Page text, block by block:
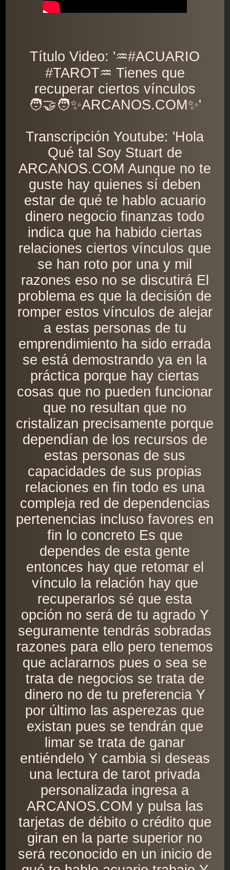
Título Video: '♒️#ACUARIO
#TAROT♒️ Tienes que
recuperar ciertos vínculos
🧑‍🤝‍🧑✨ARCANOS.COM✨'
Transcripción Youtube: 'Hola
Qué tal Soy Stuart de
ARCANOS.COM Aunque no te
guste hay quienes sí deben
estar de qué te hablo acuario
dinero negocio finanzas todo
indica que ha habido ciertas
relaciones ciertos vínculos que
se han roto por una y mil
razones eso no se discutirá El
problema es que la decisión de
romper estos vínculos de alejar
a estas personas de tu
emprendimiento ha sido errada
se está demostrando ya en la
práctica porque hay ciertas
cosas que no pueden funcionar
que no resultan que no
cristalizan precisamente porque
dependían de los recursos de
estas personas de sus
capacidades de sus propias
relaciones en fin todo es una
compleja red de dependencias
pertenencias incluso favores en
fin lo concreto Es que
dependes de esta gente
entonces hay que retomar el
vínculo la relación hay que
recuperarlos sé que esta
opción no será de tu agrado Y
seguramente tendrás sobradas
razones para ello pero tenemos
que aclararnos pues o sea se
trata de negocios se trata de
dinero no de tu preferencia Y
por último las asperezas que
existan pues se tendrán que
limar se trata de ganar
entiéndelo Y cambia si deseas
una lectura de tarot privada
personalizada ingresa a
ARCANOS.COM y pulsa las
tarjetas de débito o crédito que
giran en la parte superior no
será reconocido en un inicio de